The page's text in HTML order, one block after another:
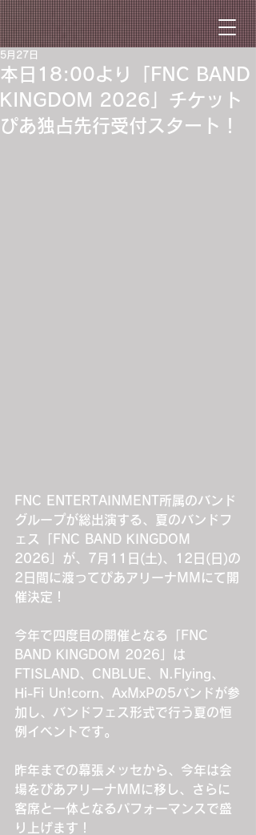
本日18:00より「FNC BAND
KINGDOM 2026」チケット
ぴあ独占先行受付スタート！
5月27日
FNC ENTERTAINMENT所属のバンド
グループが総出演する、夏のバンドフ
ェス「FNC BAND KINGDOM
2026」が、7月11日(土)、12日(日)の
2日間に渡ってぴあアリーナMMにて開
催決定！
今年で四度目の開催となる「FNC
BAND KINGDOM 2026」は
FTISLAND、CNBLUE、N.Flying、
Hi-Fi Un!corn、AxMxPの5バンドが参
加し、バンドフェス形式で行う夏の恒
例イベントです。
昨年までの幕張メッセから、今年は会
場をぴあアリーナMMに移し、さらに
客席と一体となるパフォーマンスで盛
り上げます！